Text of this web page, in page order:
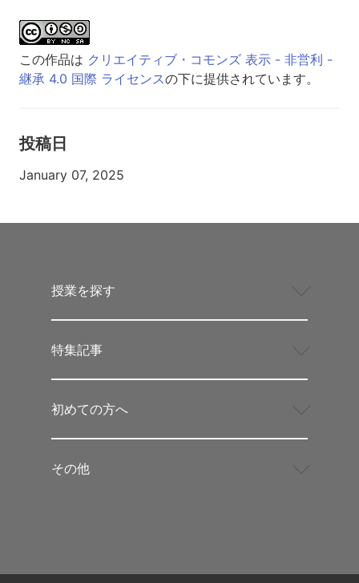
この作品は クリエイティブ・コモンズ 表示 - 非営利 -
継承 4.0 国際 ライセンスの下に提供されています。
投稿日
January 07, 2025
授業を探す
特集記事
初めての方へ
その他